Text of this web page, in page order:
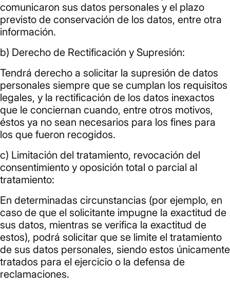
comunicaron sus datos personales y el plazo
previsto de conservación de los datos, entre otra
información.
b) Derecho de Rectificación y Supresión:
Tendrá derecho a solicitar la supresión de datos
personales siempre que se cumplan los requisitos
legales, y la rectificación de los datos inexactos
que le conciernan cuando, entre otros motivos,
éstos ya no sean necesarios para los fines para
los que fueron recogidos.
c) Limitación del tratamiento, revocación del
consentimiento y oposición total o parcial al
tratamiento:
En determinadas circunstancias (por ejemplo, en
caso de que el solicitante impugne la exactitud de
sus datos, mientras se verifica la exactitud de
estos), podrá solicitar que se limite el tratamiento
de sus datos personales, siendo estos únicamente
tratados para el ejercicio o la defensa de
reclamaciones.